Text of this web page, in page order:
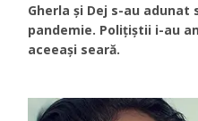
Gherla și Dej s-au adunat
pandemie. Polițiștii i-au
aceeași seară.